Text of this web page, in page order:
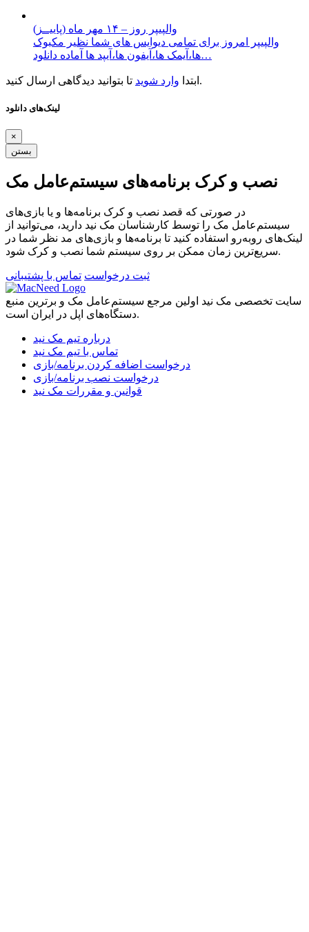
والپیپر روز – ۱۴ مهر ماه (پاییــز)
والپیپر امروز برای تمامی دیوایس های شما نظیر مکبوک
ها،آیمک ها،آیفون ها،آیپد ها آماده دانلود…
ابتدا وارد شوید تا بتوانید دیدگاهی ارسال کنید.
لینک‌های دانلود
×
بستن
نصب و کرک برنامه‌های سیستم‌عامل مک
در صورتی که قصد نصب و کرک برنامه‌ها و یا بازی‌های
سیستم‌عامل مک را توسط کارشناسان مک نید دارید، می‌توانید از
لینک‌های رو‌به‌رو استفاده کنید تا برنامه‌ها و بازی‌های مد نظر شما در
سریع‌ترین زمان ممکن بر روی سیستم شما نصب و کرک شود.
ثبت درخواست تماس با پشتیبانی
سایت تخصصی مک نید اولین مرجع سیستم‌عامل مک و برترین منبع
دستگاه‌های اپل در ایران است.
درباره تیم مک نید
تماس با تیم مک نید
درخواست اضافه کردن برنامه/بازی
درخواست نصب برنامه/بازی
قوانین و مقررات مک نید